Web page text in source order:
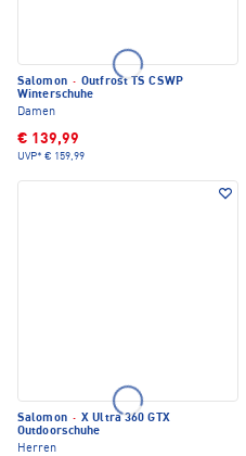
Salomon · Outfrost TS CSWP
Winterschuhe
Damen
€ 139,99
UVP* € 159,99
Salomon · X Ultra 360 GTX
Outdoorschuhe
Herren